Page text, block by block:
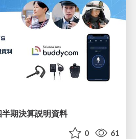
期決算説明資料
0 61